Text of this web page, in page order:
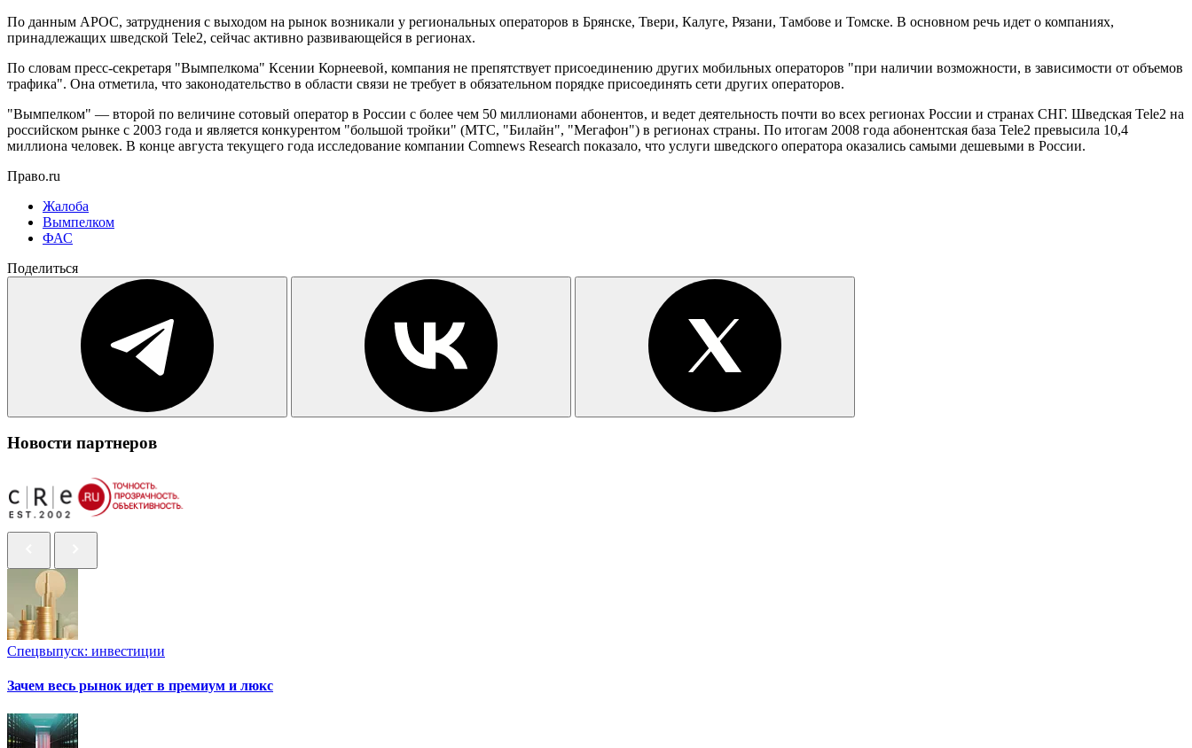
По данным АРОС, затруднения с выходом на рынок возникали у региональных операторов в Брянске, Твери, Калуге, Рязани, Тамбове и Томске. В основном речь идет о компаниях,
принадлежащих шведской Tele2, сейчас активно развивающейся в регионах.
По словам пресс-секретаря "Вымпелкома" Ксении Корнеевой, компания не препятствует присоединению других мобильных операторов "при наличии возможности, в зависимости от объемов
трафика". Она отметила, что законодательство в области связи не требует в обязательном порядке присоединять сети других операторов.
"Вымпелком" — второй по величине сотовый оператор в России с более чем 50 миллионами абонентов, и ведет деятельность почти во всех регионах России и странах СНГ. Шведская Tele2 на
российском рынке с 2003 года и является конкурентом "большой тройки" (МТС, "Билайн", "Мегафон") в регионах страны. По итогам 2008 года абонентская база Tele2 превысила 10,4
миллиона человек. В конце августа текущего года исследование компании Comnews Research показало, что услуги шведского оператора оказались самыми дешевыми в России.
Право.ru
Жалоба
Вымпелком
ФАС
Поделиться
Новости партнеров
Спецвыпуск: инвестиции
Зачем весь рынок идет в премиум и люкс